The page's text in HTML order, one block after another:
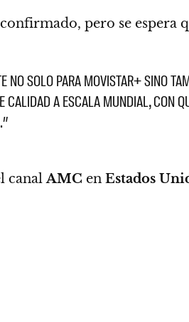
pero se espera
NO SOLO PARA MOVISTAR+ SINO
CALIDAD A ESCALA MUNDIAL, CON
canalAMC en Estados